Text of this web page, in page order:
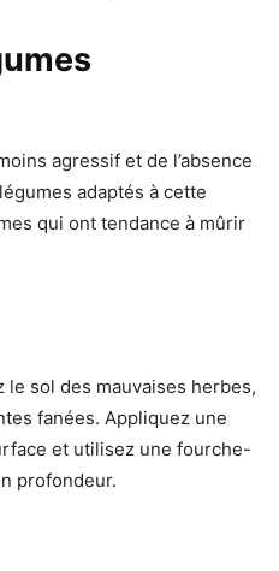
agressif et de l’absence
adaptés à cette
qui ont tendance à mûrir
le sol des mauvaises herbes,
fanées. Appliquez une
et utilisez une fourche-
profondeur.